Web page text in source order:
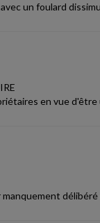
un foulard
en vue
délibéré